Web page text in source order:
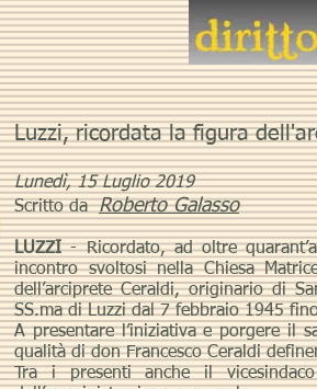
Luzzi, ricordata la figura
Lunedì, 15 Luglio 2019
Scritto daRoberto Galasso
LUZZI- Ricordato, ad oltre
incontro svoltosi nella Chiesa
dell’arciprete Ceraldi, originario di
SS.ma di Luzzi dal 7 febbraio 1945
A presentare l’iniziativa e porgere il
qualità di don Francesco Ceraldi
Tra i presenti anche il